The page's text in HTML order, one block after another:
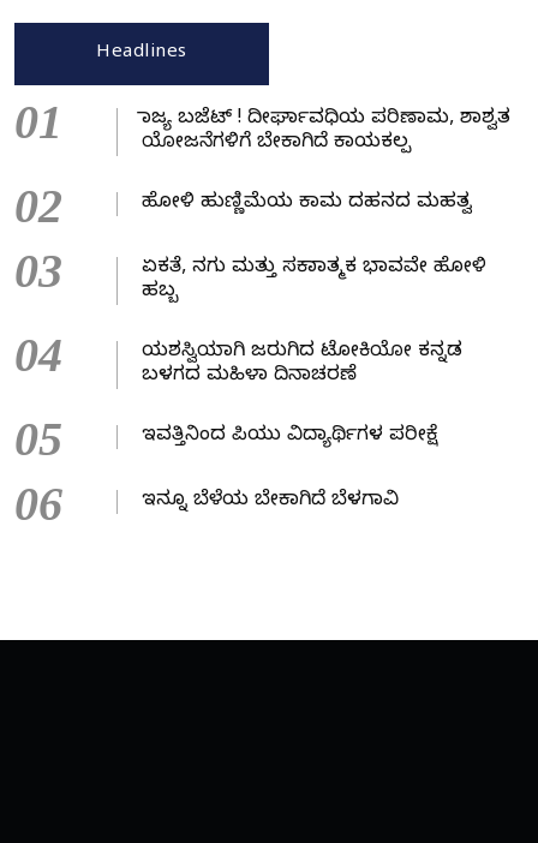
Headlines
01
ರಾಜ್ಯ ಬಜೆಟ್ ! ದೀರ್ಘಾವಧಿಯ ಪರಿಣಾಮ, ಶಾಶ್ವತ
ಯೋಜನೆಗಳಿಗೆ ಬೇಕಾಗಿದೆ ಕಾಯಕಲ್ಪ
02 ಹೋಳಿ ಹುಣ್ಣಿಮೆಯ ಕಾಮ ದಹನದ ಮಹತ್ವ
03
ಏಕತೆ, ನಗು ಮತ್ತು ಸಕಾರಾತ್ಮಕ ಭಾವವೇ ಹೋಳಿ
ಹಬ್ಬ
04
ಯಶಸ್ವಿಯಾಗಿ ಜರುಗಿದ ಟೋಕಿಯೋ ಕನ್ನಡ
ಬಳಗದ ಮಹಿಳಾ ದಿನಾಚರಣೆ
05 ಇವತ್ತಿನಿಂದ ಪಿಯು ವಿದ್ಯಾರ್ಥಿಗಳ ಪರೀಕ್ಷೆ
06 ಇನ್ನೂ ಬೆಳೆಯ ಬೇಕಾಗಿದೆ ಬೆಳಗಾವಿ